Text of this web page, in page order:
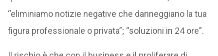
“eliminiamo notizie negative che danneggiano la tua
figura professionale o privata”; “soluzioni in 24 ore”.